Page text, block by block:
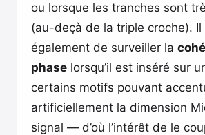
ou lorsque les tranches sont
(au-deçà de la triple croche). Il
également de surveiller la
phase lorsqu’il est inséré sur
certains motifs pouvant
artificiellement la dimension
signal — d’où l’intérêt de le